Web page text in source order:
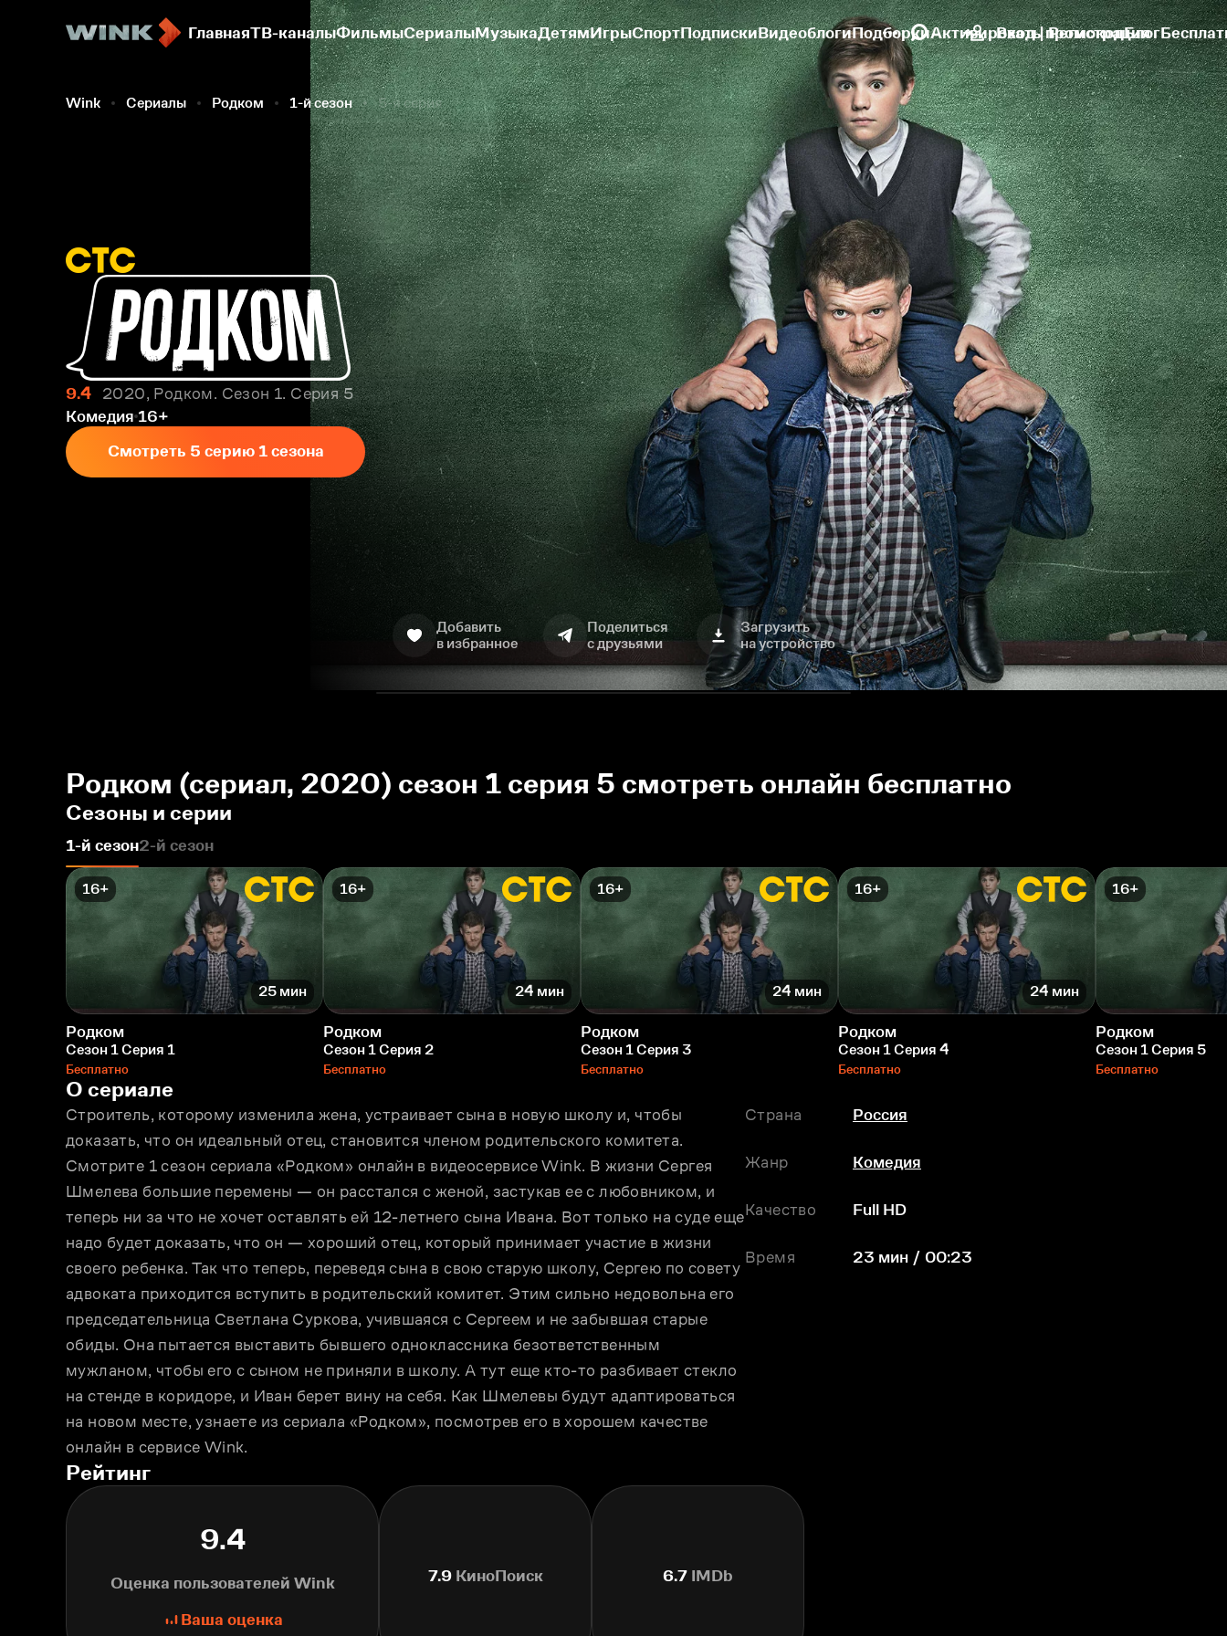
ГлавнаяТВ-каналыФильмыСериалыМузыкаДетямИгрыСпортПодпискиВидеоблогиПодборкиАктивировать промокодБлог
Вход | Регистрация
Wink Сериалы Родком 1-й сезон 5-я серия
9.4
2020, Родком. Сезон 1. Серия 5
Комедия 16+
Смотреть 5 серию 1 сезона
Добавить
в избранное
Поделиться
с друзьями
Загрузить
на устройство
Родком (сериал, 2020) сезон 1 серия 5 смотреть онлайн бесплатно
Сезоны и серии
1-й сезон2-й сезон
16+
25 мин
Родком
Сезон 1 Серия 1
Бесплатно
16+
24 мин
Родком
Сезон 1 Серия 2
Бесплатно
16+
24 мин
Родком
Сезон 1 Серия 3
Бесплатно
16+
24 мин
Родком
Сезон 1 Серия 4
Бесплатно
16+
Родком
Сезон 1 Серия 5
Бесплатно
О сериале
Строитель, которому изменила жена, устраивает сына в новую школу и, чтобы
доказать, что он идеальный отец, становится членом родительского комитета.
Смотрите 1 сезон сериала «Родком» онлайн в видеосервисе Wink. В жизни Сергея
Шмелева большие перемены — он расстался с женой, застукав ее с любовником, и
теперь ни за что не хочет оставлять ей 12-летнего сына Ивана. Вот только на суде еще
надо будет доказать, что он — хороший отец, который принимает участие в жизни
своего ребенка. Так что теперь, переведя сына в свою старую школу, Сергею по совету
адвоката приходится вступить в родительский комитет. Этим сильно недовольна его
председательница Светлана Суркова, учившаяся с Сергеем и не забывшая старые
обиды. Она пытается выставить бывшего одноклассника безответственным
мужланом, чтобы его с сыном не приняли в школу. А тут еще кто-то разбивает стекло
на стенде в коридоре, и Иван берет вину на себя. Как Шмелевы будут адаптироваться
на новом месте, узнаете из сериала «Родком», посмотрев его в хорошем качестве
онлайн в сервисе Wink.
Страна Россия
Жанр Комедия
Качество Full HD
Время 23 мин / 00:23
Рейтинг
9.4
Оценка пользователей Wink
Ваша оценка
7.9КиноПоиск 6.7IMDb